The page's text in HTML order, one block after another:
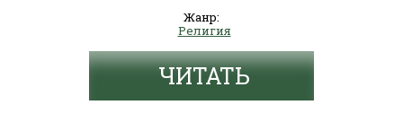
Жанр:
Религия
ЧИТАТЬ